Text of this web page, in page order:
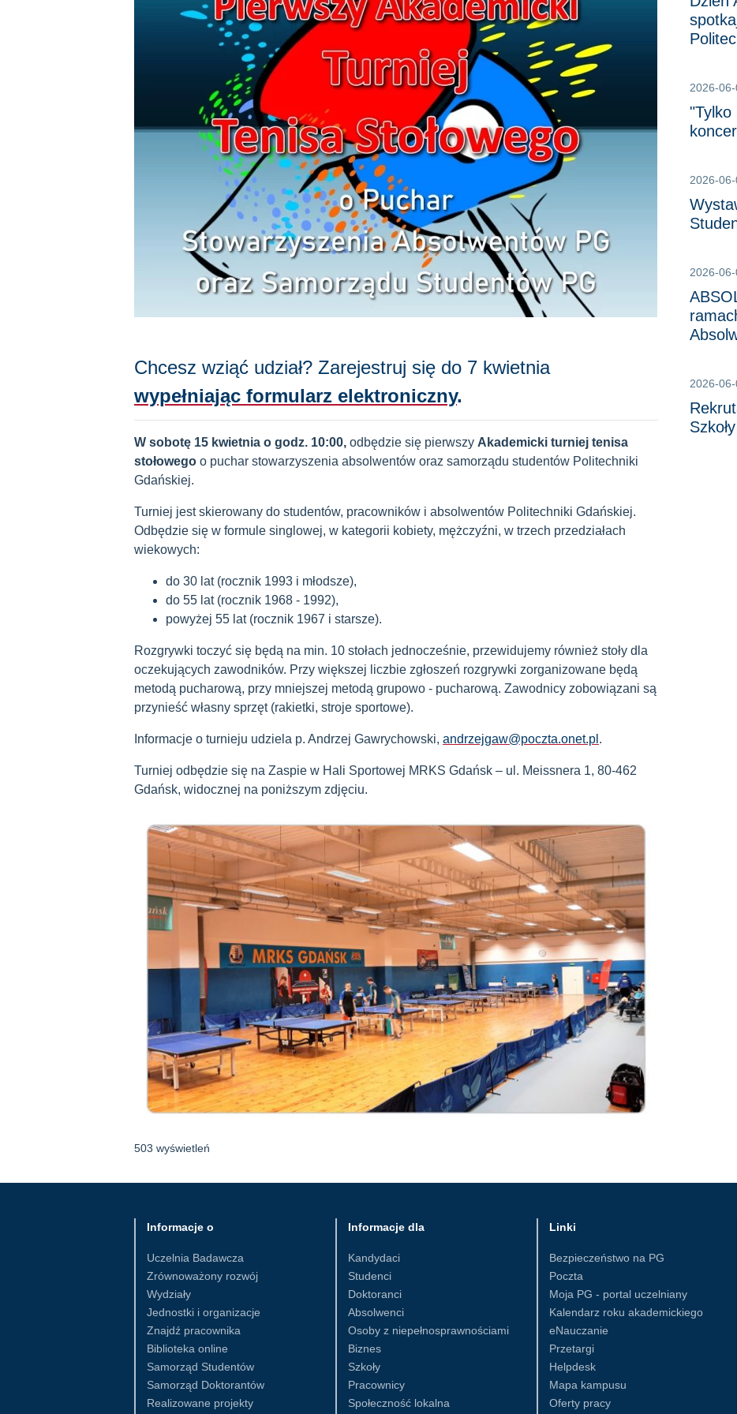
Chcesz wziąć udział? Zarejestruj się do 7 kwietnia
wypełniając formularz elektroniczny.
W sobotę 15 kwietnia o godz. 10:00, odbędzie się pierwszy Akademicki turniej tenisa
stołowego o puchar stowarzyszenia absolwentów oraz samorządu studentów Politechniki
Gdańskiej.
Turniej jest skierowany do studentów, pracowników i absolwentów Politechniki Gdańskiej.
Odbędzie się w formule singlowej, w kategorii kobiety, mężczyźni, w trzech przedziałach
wiekowych:
do 30 lat (rocznik 1993 i młodsze),
do 55 lat (rocznik 1968 - 1992),
powyżej 55 lat (rocznik 1967 i starsze).
Rozgrywki toczyć się będą na min. 10 stołach jednocześnie, przewidujemy również stoły dla
oczekujących zawodników. Przy większej liczbie zgłoszeń rozgrywki zorganizowane będą
metodą pucharową, przy mniejszej metodą grupowo - pucharową. Zawodnicy zobowiązani są
przynieść własny sprzęt (rakietki, stroje sportowe).
Informacje o turnieju udziela p. Andrzej Gawrychowski, andrzejgaw@poczta.onet.pl .
Turniej odbędzie się na Zaspie w Hali Sportowej MRKS Gdańsk – ul. Meissnera 1, 80-462
Gdańsk, widocznej na poniższym zdjęciu.
503 wyświetleń
2026-06-
"Tylko
2026-06-
2026-06-
2026-06-
Informacje o
Uczelnia Badawcza
Zrównoważony rozwój
Wydziały
Jednostki i organizacje
Znajdź pracownika
Biblioteka online
Samorząd Studentów
Samorząd Doktorantów
Realizowane projekty
Informacje dla
Kandydaci
Studenci
Doktoranci
Absolwenci
Osoby z niepełnosprawnościami
Biznes
Szkoły
Pracownicy
Społeczność lokalna
Linki
Bezpieczeństwo na PG
Poczta
Moja PG - portal uczelniany
Kalendarz roku akademickiego
eNauczanie
Przetargi
Helpdesk
Mapa kampusu
Oferty pracy